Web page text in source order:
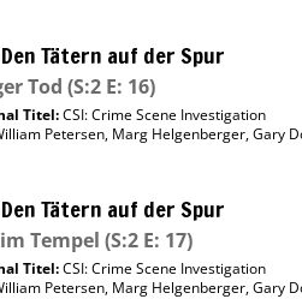
Den Tätern auf der Spur
Tod (S:2 E: 16)
Titel:CSI: Crime Scene Investigation
Petersen, Marg Helgenberger,Gary
Den Tätern auf der Spur
Tempel (S:2 E: 17)
Titel:CSI: Crime Scene Investigation
Petersen, Marg Helgenberger,Gary